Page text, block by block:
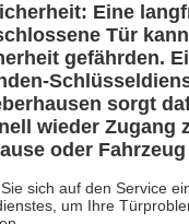
Eine
Tür
gefährden.
sorgt
wieder Zugang
oder
sich auf den Service
um Ihre